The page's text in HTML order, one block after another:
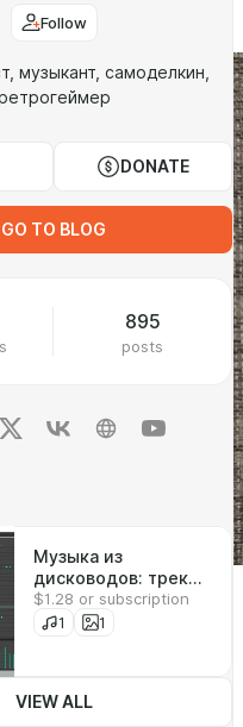
Follow
музыкант, самоделкин,
DONATE
GO TO BLOG
895
posts
Музыка из
дисководов: трек
#3
$1.28 or subscription
1
1
VIEW ALL